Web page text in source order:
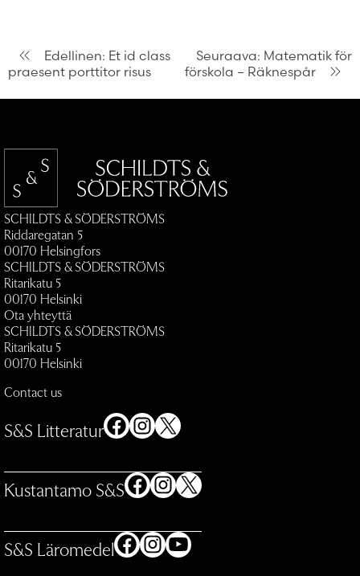
Artikkelien
selaus
Edellinen: Et id class
praesent porttitor risus
Seuraava: Matematik för
förskola – Räknespår
SCHILDTS & SÖDERSTRÖMS
Riddaregatan 5
00170 Helsingfors
SCHILDTS & SÖDERSTRÖMS
Ritarikatu 5
00170 Helsinki
Ota yhteyttä
SCHILDTS & SÖDERSTRÖMS
Ritarikatu 5
00170 Helsinki
Contact us
S&S Litteratur Facebook
Instagram
X
Kustantamo S&S Facebook
Instagram
X
S&S Läromedel Facebook
Instagram
YouTube